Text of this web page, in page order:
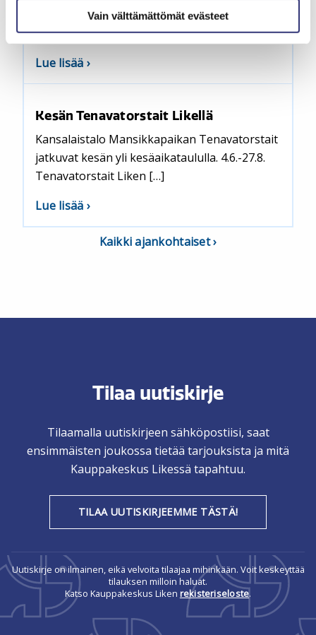
Vain välttämättömät evästeet
palvelee taas marjamyyntipiste. Tervetuloa
hankkimaan […]
Lue lisää aiheesta
Marjamyyntiä
edessä
Kesän Tenavatorstait Likellä
Kansalaistalo Mansikkapaikan Tenavatorstait
jatkuvat kesän yli kesäaikataululla. 4.6.-27.8.
Tenavatorstait Liken […]
Lue lisää aiheesta
Kesän
Tenavatorstait
Kaikki ajankohtaiset
Tilaa uutiskirje
Tilaamalla uutiskirjeen sähköpostiisi, saat
ensimmäisten joukossa tietää tarjouksista ja mitä
Kauppakeskus Likessä tapahtuu.
TILAA UUTISKIRJEEMME TÄSTÄ!
Uutiskirje on ilmainen, eikä velvoita tilaajaa mihinkään. Voit keskeyttää
tilauksen milloin haluat.
Katso Kauppakeskus Liken rekisteriseloste.